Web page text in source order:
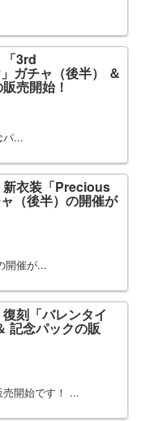
「3rd
ガチャ（後半） ＆
売開始！
パ...
新衣装「Precious
（後半）の開催が
開催が...
復刻「バレンタイ
記念パックの販
開始です！ ...